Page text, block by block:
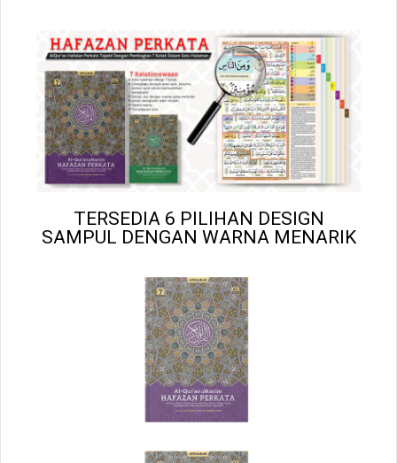
TERSEDIA 6 PILIHAN DESIGN
SAMPUL DENGAN WARNA MENARIK